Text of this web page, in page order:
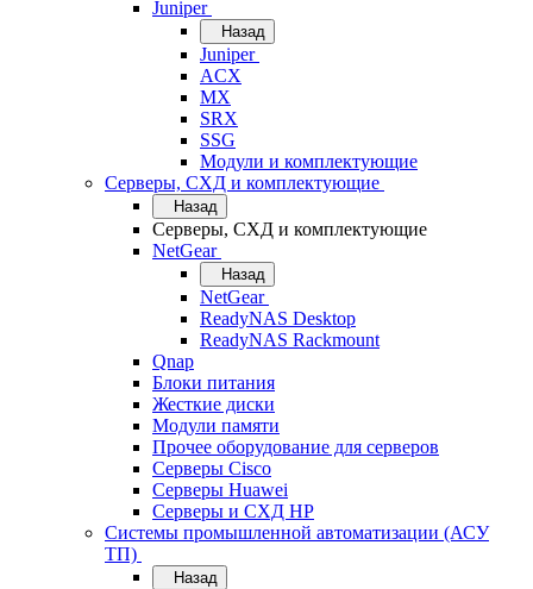
Juniper
Назад
Juniper
ACX
MX
SRX
SSG
Модули и комплектующие
Серверы, СХД и комплектующие
Назад
Серверы, СХД и комплектующие
NetGear
Назад
NetGear
ReadyNAS Desktop
ReadyNAS Rackmount
Qnap
Блоки питания
Жесткие диски
Модули памяти
Прочее оборудование для серверов
Серверы Cisco
Серверы Huawei
Серверы и СХД HP
Системы промышленной автоматизации (АСУ
ТП)
Назад